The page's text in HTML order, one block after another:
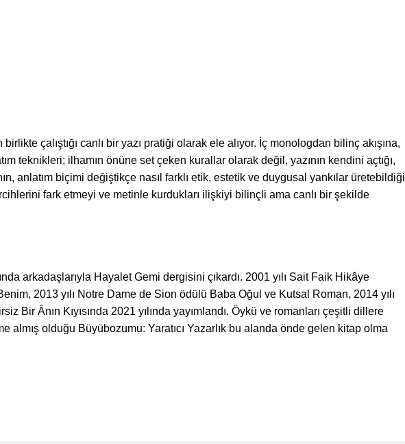
çalıştığı canlı bir yazı pratiği olarak ele alıyor. İç monologdan bilinç akışına,
teknikleri; ilhamın önüne set çeken kurallar olarak değil, yazının kendini açtığı,
anlatım biçimi değiştikçe nasıl farklı etik, estetik ve duygusal yankılar üretebildiği
fark etmeyi ve metinle kurdukları ilişkiyi bilinçli ama canlı bir şekilde
arkadaşlarıyla Hayalet Gemi dergisini çıkardı. 2001 yılı Sait Faik Hikâye
2013 yılı Notre Dame de Sion ödülü Baba Oğul ve Kutsal Roman, 2014 yılı
Ânın Kıyısında 2021 yılında yayımlandı. Öykü ve romanları çeşitli dillere
almış olduğu Büyübozumu: Yaratıcı Yazarlık bu alanda önde gelen kitap olma